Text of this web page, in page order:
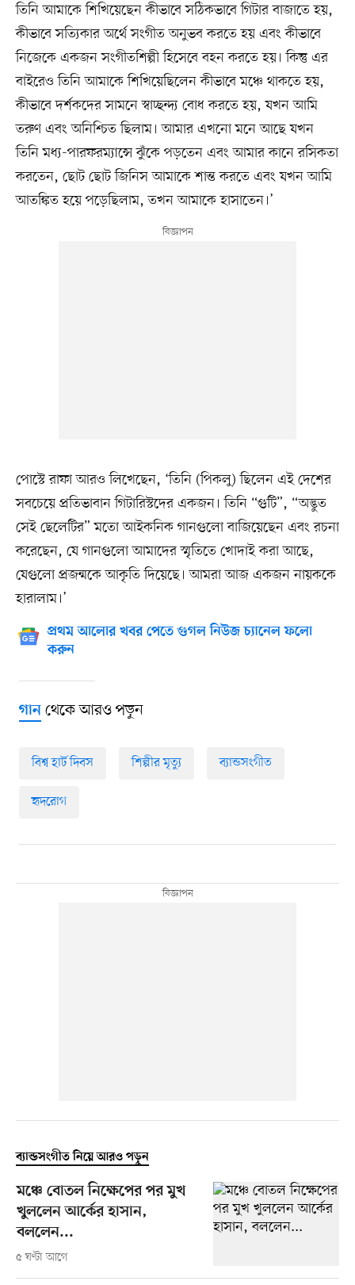
তিনি আমাকে শিখিয়েছেন কীভাবে সঠিকভাবে গিটার বাজাতে হয়,
কীভাবে সত্যিকার অর্থে সংগীত অনুভব করতে হয় এবং কীভাবে
নিজেকে একজন সংগীতশিল্পী হিসেবে বহন করতে হয়। কিন্তু এর
বাইরেও তিনি আমাকে শিখিয়েছিলেন কীভাবে মঞ্চে থাকতে হয়,
কীভাবে দর্শকদের সামনে স্বাচ্ছন্দ্য বোধ করতে হয়, যখন আমি
তরুণ এবং অনিশ্চিত ছিলাম। আমার এখনো মনে আছে যখন
তিনি মধ্য-পারফরম্যান্সে ঝুঁকে পড়তেন এবং আমার কানে রসিকতা
করতেন, ছোট ছোট জিনিস আমাকে শান্ত করতে এবং যখন আমি
আতঙ্কিত হয়ে পড়েছিলাম, তখন আমাকে হাসাতেন।’
পোস্টে রাফা আরও লিখেছেন, ‘তিনি (পিকলু) ছিলেন এই দেশের
সবচেয়ে প্রতিভাবান গিটারিস্টদের একজন। তিনি “গুটি”, “অদ্ভুত
সেই ছেলেটির” মতো আইকনিক গানগুলো বাজিয়েছেন এবং রচনা
করেছেন, যে গানগুলো আমাদের স্মৃতিতে খোদাই করা আছে,
যেগুলো প্রজন্মকে আকৃতি দিয়েছে। আমরা আজ একজন নায়ককে
হারালাম।’
প্রথম আলোর খবর পেতে গুগল নিউজ চ্যানেল ফলো
করুন
গানথেকে আরও পড়ুন
বিশ্ব হার্ট দিবস শিল্পীর মৃত্যু ব্যান্ডসংগীত
হৃদরোগ
ব্যান্ডসংগীত নিয়ে আরও পড়ুন
মঞ্চে বোতল নিক্ষেপের পর মুখ
খুললেন আর্কের হাসান,
বললেন...
৫ ঘণ্টা আগে